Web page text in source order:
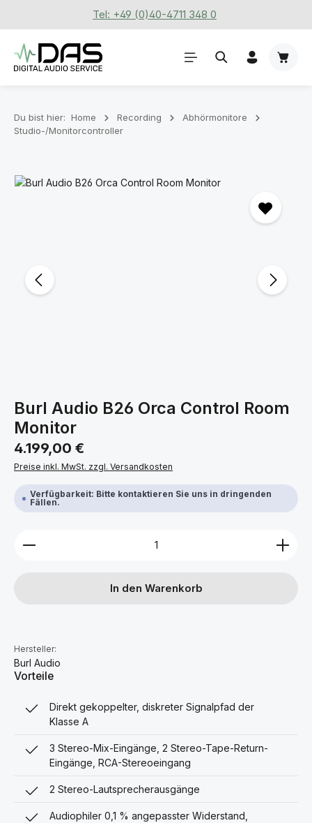
Zum Hauptinhalt springenTel: +49 (0)40-4711 348 0
Du bist hier: Home Recording
Abhörmonitore
Studio-/Monitorcontroller
Bildergalerie überspringen
Burl Audio B26 Orca Control Room
Monitor
Regulärer Preis:
4.199,00 €
Preise inkl. MwSt. zzgl. Versandkosten
Verfügbarkeit: Bitte kontaktieren Sie uns in dringenden
Fällen.
Produkt Anzahl: Gib den gewünschten Wert ein
In den Warenkorb
Hersteller:
Burl Audio
Vorteile
Direkt gekoppelter, diskreter Signalpfad der
Klasse A
3 Stereo-Mix-Eingänge, 2 Stereo-Tape-Return-
Eingänge, RCA-Stereoeingang
2 Stereo-Lautsprecherausgänge
Audiophiler 0,1 % angepasster Widerstand,